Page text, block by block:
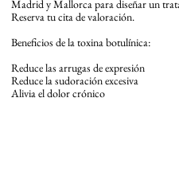
Madrid y Mallorca para diseñar un
Reserva tu cita de valoración.
Beneficios de la toxina botulínica:
Reduce las arrugas de expresión
Reduce la sudoración excesiva
Alivia el dolor crónico